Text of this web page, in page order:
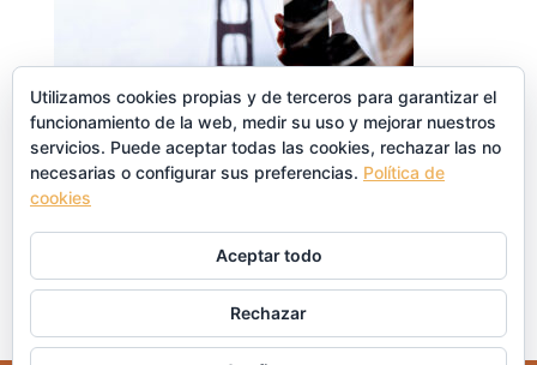
Enviar comentario
Lo siento, debes estarconectadopara publicar un
comentario.
Utilizamos cookies propias y de terceros para garantizar el
funcionamiento de la web, medir su uso y mejorar nuestros
servicios. Puede aceptar todas las cookies, rechazar las no
necesarias o configurar sus preferencias. Política de
cookies
Aceptar todo
Rechazar